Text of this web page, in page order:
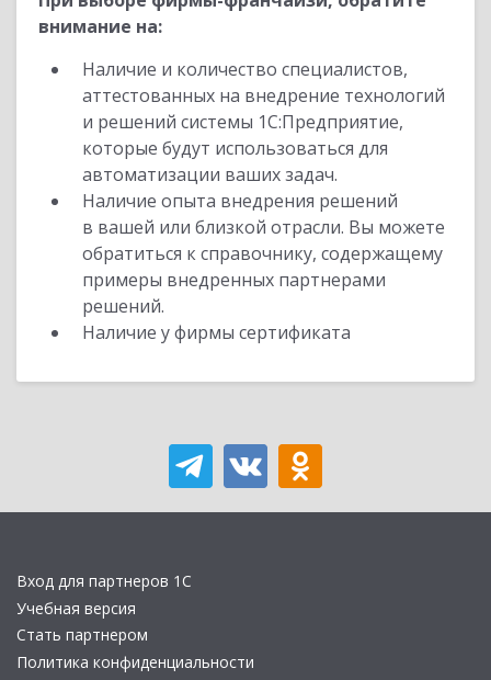
внимание на:
Наличие и количество специалистов,
аттестованных на внедрение технологий
и решений системы 1С:Предприятие,
которые будут использоваться для
автоматизации ваших задач.
Наличие опыта внедрения решений
в вашей или близкой отрасли. Вы можете
обратиться к справочнику, содержащему
примеры внедренных партнерами
решений.
Наличие у фирмы сертификата
Вход для партнеров 1С
Учебная версия
Стать партнером
Политика конфиденциальности